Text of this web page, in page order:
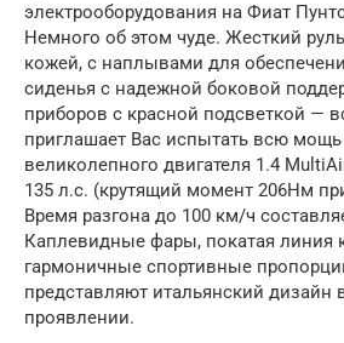
электрооборудования на Фиат
Немного об этом чуде. Жесткий
кожей, с наплывами для
сиденья с надежной боковой
приборов с красной подсветкой —
приглашает Вас испытать всю
великолепного двигателя 1.4
135 л.с. (крутящий момент 206Нм
Время разгона до 100 км/ч
Каплевидные фары, покатая линия
гармоничные спортивные
представляют итальянский дизайн
проявлении.